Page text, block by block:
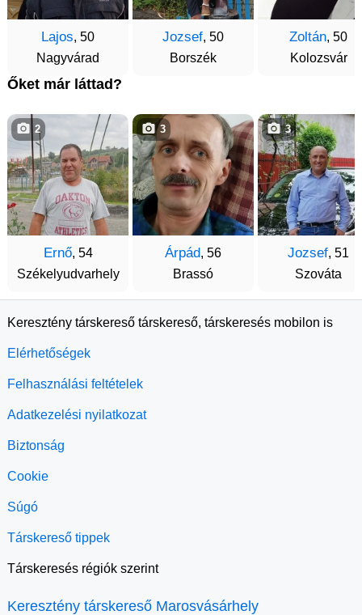
Lajos, 50
Nagyvárad
Jozsef, 50
Borszék
Zoltán, 50
Kolozsvár
Őket már láttad?
Ernő, 54
Székelyudvarhely
2
Árpád, 56
Brassó
3
Jozsef, 51
Szováta
3
Keresztény társkereső társkereső, társkeresés mobilon is
Elérhetőségek
Felhasználási feltételek
Adatkezelési nyilatkozat
Biztonság
Cookie
Súgó
Társkereső tippek
Társkeresés régiók szerint
Keresztény társkereső Marosvásárhely